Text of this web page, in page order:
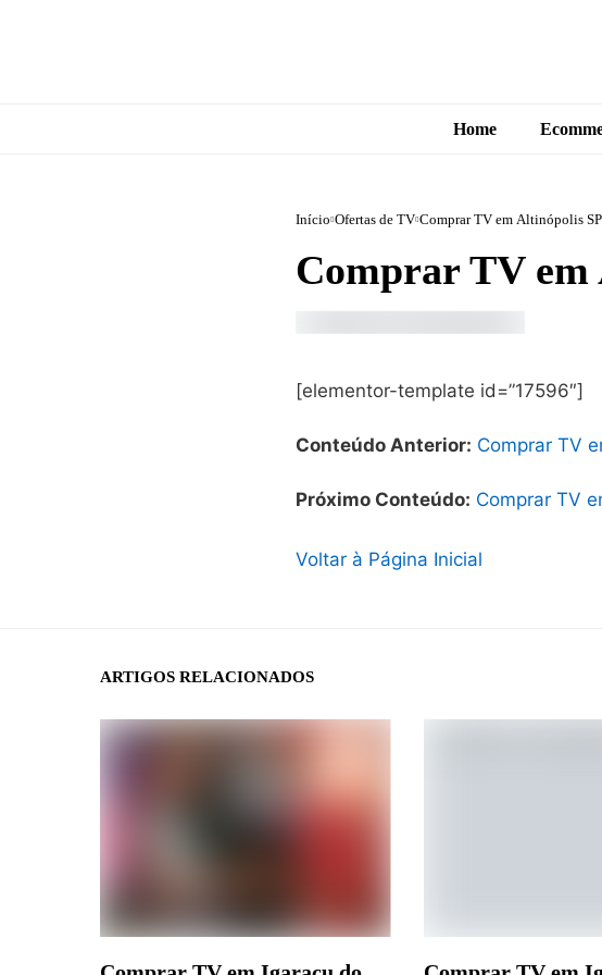
Home
Início Ofertas de TV Comprar TV em Altinópolis SP
Comprar TV em
[elementor-template id=”17596″]
Conteúdo Anterior: Comprar TV
Próximo Conteúdo: Comprar TV
Voltar à Página Inicial
ARTIGOS RELACIONADOS